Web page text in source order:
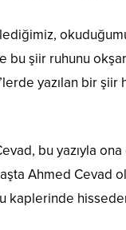
bu şiir ruhunu
yazılan bir
bu yazıyla
Ahmed
kaplerinde